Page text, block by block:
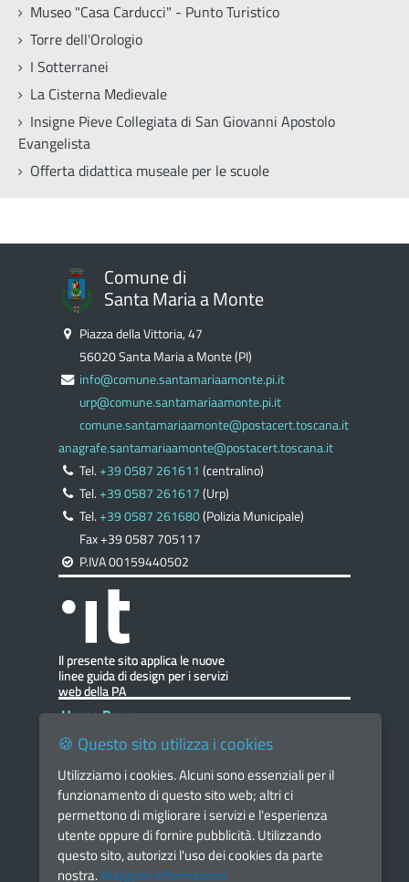
Museo "Casa Carducci" - Punto Turistico
Torre dell'Orologio
I Sotterranei
La Cisterna Medievale
Insigne Pieve Collegiata di San Giovanni Apostolo
Evangelista
Offerta didattica museale per le scuole
Comune di
Santa Maria a Monte
Piazza della Vittoria, 47
56020 Santa Maria a Monte (PI)
info@comune.santamariaamonte.pi.it
urp@comune.santamariaamonte.pi.it
comune.santamariaamonte@postacert.toscana.it
anagrafe.santamariaamonte@postacert.toscana.it
Tel.+39 0587 261611 (centralino)
Tel.+39 0587 261617(Urp)
Tel.+39 0587 261680(Polizia Municipale)
Fax +39 0587 705117
P.IVA 00159440502
Home Page
Facebook - Comune di Santa Maria a Monte
Facebook - Il Borgo che Vorrei
Instagram - Il Borgo che Vorrei
Telegram - Comune di Santa Maria a Monte
Dichiarazione di Accessibilità
🍪 Questo sito utilizza i cookies
Utilizziamo i cookies. Alcuni sono essenziali per il
funzionamento di questo sito web; altri ci
permettono di migliorare i servizi e l'esperienza
utente oppure di fornire pubblicità. Utilizzando
questo sito, autorizzi l'uso dei cookies da parte
nostra.Maggiori informazioni